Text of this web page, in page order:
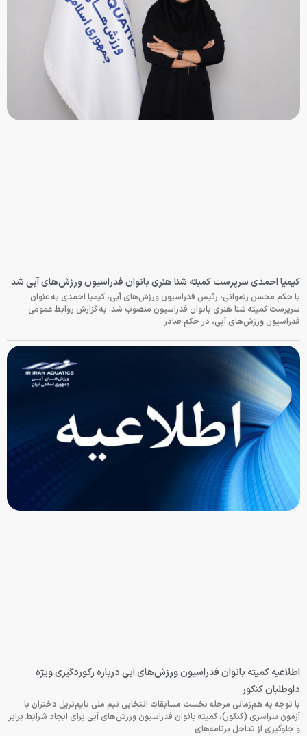
کیمیا احمدی سرپرست کمیته شنا هنری بانوان فدراسیون ورزش‌های آبی شد
با حکم محسن رضوانی، رئیس فدراسیون ورزش‌های آبی، کیمیا احمدی به عنوان
سرپرست کمیته شنا هنری بانوان فدراسیون منصوب شد. به گزارش روابط عمومی
فدراسیون ورزش‌های آبی، در حکم صادر
اطلاعیه کمیته بانوان فدراسیون ورزش‌های آبی درباره رکوردگیری ویژه
داوطلبان کنکور
با توجه به هم‌زمانی مرحله نخست مسابقات انتخابی تیم ملی تایم‌تریل دختران با
آزمون سراسری (کنکور)، کمیته بانوان فدراسیون ورزش‌های آبی برای ایجاد شرایط برابر
و جلوگیری از تداخل برنامه‌های